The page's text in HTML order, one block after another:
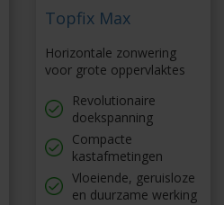
Topfix Max
Horizontale zonwering
voor grote oppervlaktes
Revolutionaire
doekspanning
Compacte
kastafmetingen
Vloeiende, geruisloze
en duurzame werking